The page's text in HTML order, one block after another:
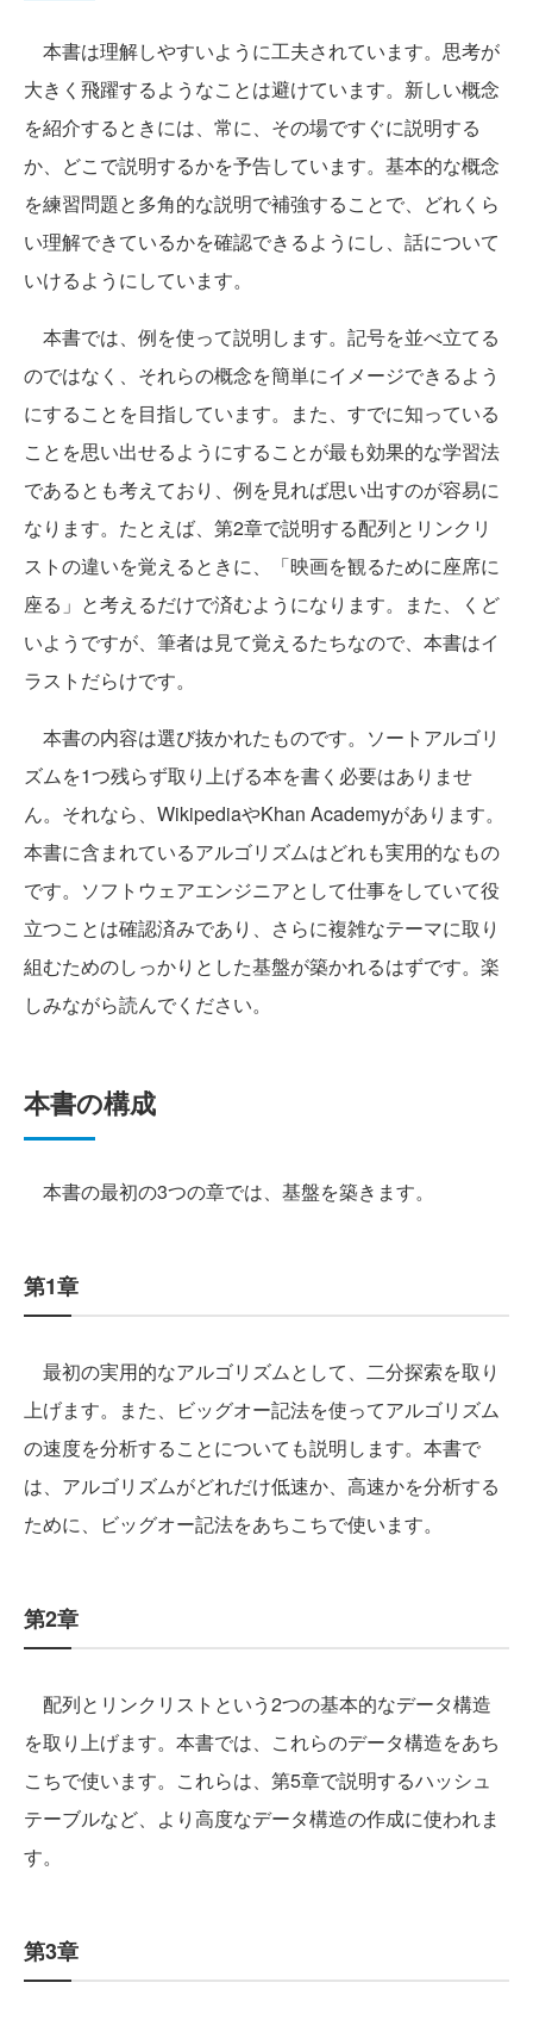
本書は理解しやすいように工夫されています。思考が
大きく飛躍するようなことは避けています。新しい概念
を紹介するときには、常に、その場ですぐに説明する
か、どこで説明するかを予告しています。基本的な概念
を練習問題と多角的な説明で補強することで、どれくら
い理解できているかを確認できるようにし、話について
いけるようにしています。
本書では、例を使って説明します。記号を並べ立てる
のではなく、それらの概念を簡単にイメージできるよう
にすることを目指しています。また、すでに知っている
ことを思い出せるようにすることが最も効果的な学習法
であるとも考えており、例を見れば思い出すのが容易に
なります。たとえば、第2章で説明する配列とリンクリ
ストの違いを覚えるときに、「映画を観るために座席に
座る」と考えるだけで済むようになります。また、くど
いようですが、筆者は見て覚えるたちなので、本書はイ
ラストだらけです。
本書の内容は選び抜かれたものです。ソートアルゴリ
ズムを1つ残らず取り上げる本を書く必要はありませ
ん。それなら、WikipediaやKhan Academyがあります。
本書に含まれているアルゴリズムはどれも実用的なもの
です。ソフトウェアエンジニアとして仕事をしていて役
立つことは確認済みであり、さらに複雑なテーマに取り
組むためのしっかりとした基盤が築かれるはずです。楽
しみながら読んでください。
本書の構成
本書の最初の3つの章では、基盤を築きます。
第1章
最初の実用的なアルゴリズムとして、二分探索を取り
上げます。また、ビッグオー記法を使ってアルゴリズム
の速度を分析することについても説明します。本書で
は、アルゴリズムがどれだけ低速か、高速かを分析する
ために、ビッグオー記法をあちこちで使います。
第2章
配列とリンクリストという2つの基本的なデータ構造
を取り上げます。本書では、これらのデータ構造をあち
こちで使います。これらは、第5章で説明するハッシュ
テーブルなど、より高度なデータ構造の作成に使われま
す。
第3章